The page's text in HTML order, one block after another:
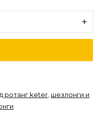
ротанг keter, шезлонги и